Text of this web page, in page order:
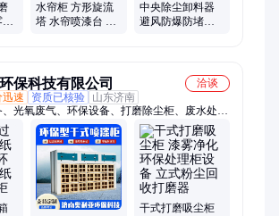
处
水帘柜 方形旋流
塔 水帘喷漆台 无
中央除尘卸料器
避风防爆防堵管
保科技有限公司
洽谈
迅速 资质已核验
山东济南
光氧废气、环保设备、打磨除尘柜、废水处理
器、中央除尘设备、活性炭吸附箱、活性炭环保
尘、打磨除尘设备
干式打磨吸尘柜